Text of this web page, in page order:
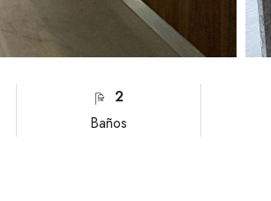
2
Baños